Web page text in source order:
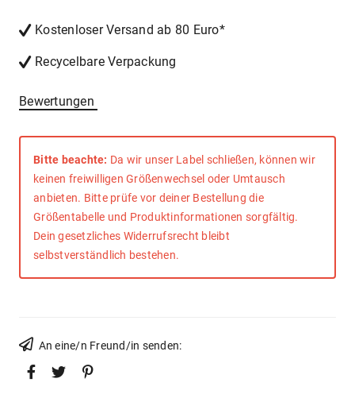
Kostenloser Versand ab 80 Euro*
Recycelbare Verpackung
Bewertungen
Bitte beachte: Da wir unser Label schließen, können wir
keinen freiwilligen Größenwechsel oder Umtausch
anbieten. Bitte prüfe vor deiner Bestellung die
Größentabelle und Produktinformationen sorgfältig.
Dein gesetzliches Widerrufsrecht bleibt
selbstverständlich bestehen.
An eine/n Freund/in senden: